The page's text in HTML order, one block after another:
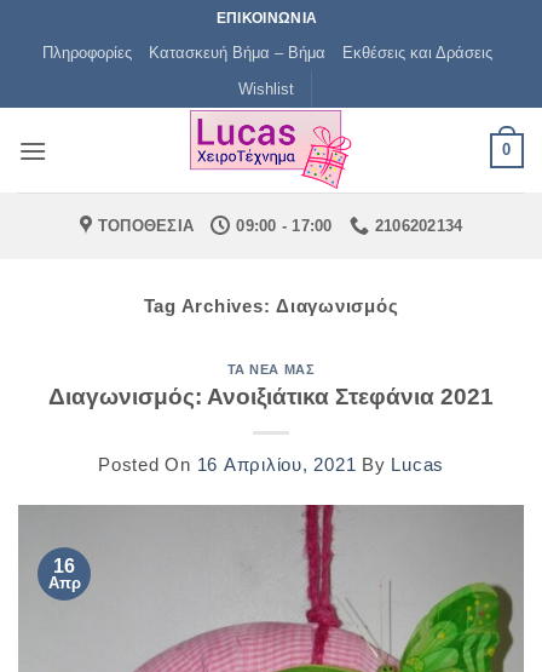
ΕΠΙΚΟΙΝΩΝΙΑ
Πληροφορίες Κατασκευή Βήμα – Βήμα
Εκθέσεις και Δράσεις
Wishlist
0
ΤΟΠΟΘΕΣΙΑ 09:00 - 17:00 2106202134
Tag Archives:Διαγωνισμός
ΤΑ ΝΈΑ ΜΑΣ
Διαγωνισμός: Ανοιξιάτικα Στεφάνια 2021
Posted On 16 Απριλίου, 2021 By Lucas
16
Απρ